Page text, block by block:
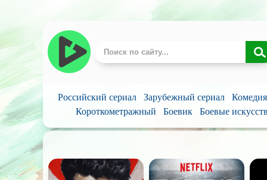
Российский сериал Зарубежный сериал Комедия
Короткометражный
Боевик Боевые